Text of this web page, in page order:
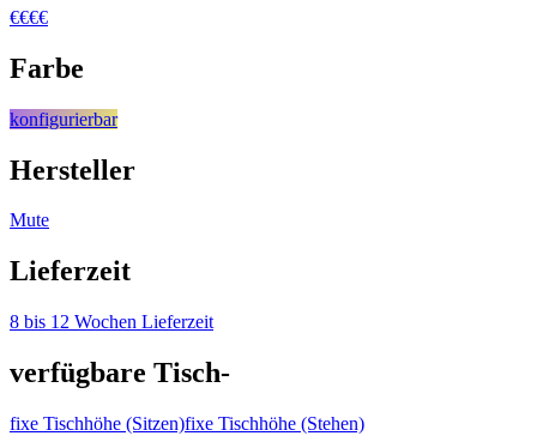
€€€€
Farbe
konfigurierbar
Hersteller
Mute
Lieferzeit
8 bis 12 Wochen Lieferzeit
verfügbare Tisch-
fixe Tischhöhe (Sitzen)fixe Tischhöhe (Stehen)